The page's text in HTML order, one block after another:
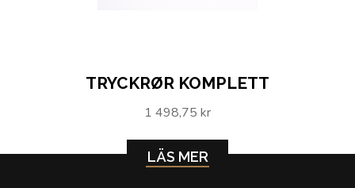
TRYCKRØR KOMPLETT
1 498,75 kr
LÄS MER